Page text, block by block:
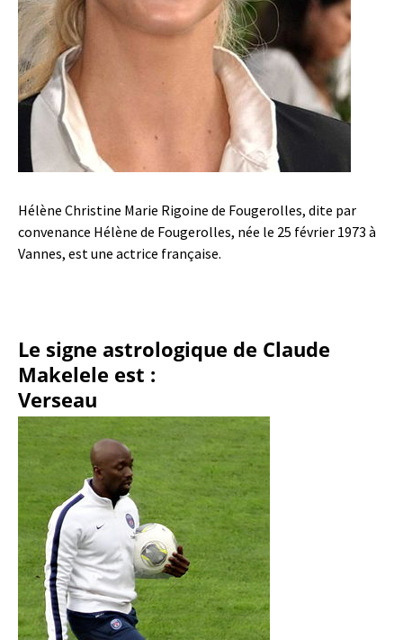
Hélène Christine Marie Rigoine de Fougerolles, dite par
convenance Hélène de Fougerolles, née le 25 février 1973 à
Vannes, est une actrice française.
Le signe astrologique de Claude
Makelele est :
Verseau